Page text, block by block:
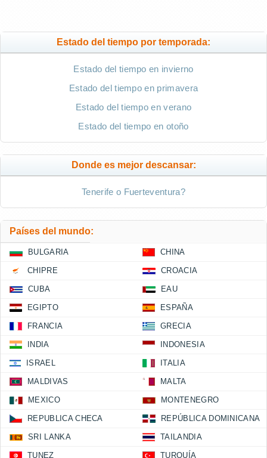
Estado del tiempo por temporada:
Estado del tiempo en invierno
Estado del tiempo en primavera
Estado del tiempo en verano
Estado del tiempo en otoño
Donde es mejor descansar:
Tenerife o Fuerteventura?
Países del mundo:
BULGARIA CHINA
CHIPRE CROACIA
CUBA EAU
EGIPTO ESPAÑA
FRANCIA GRECIA
INDIA INDONESIA
ISRAEL ITALIA
MALDIVAS MALTA
MEXICO MONTENEGRO
REPUBLICA CHECA REPÚBLICA DOMINICANA
SRI LANKA TAILANDIA
TUNEZ TURQUÍA